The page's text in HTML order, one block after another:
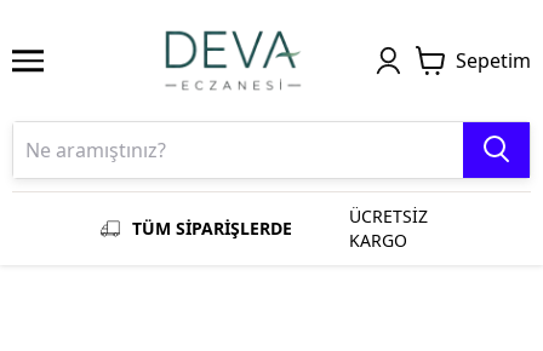
Sepetim
TÜM SİPARİŞLERDE
ÜCRETSİZ
KARGO